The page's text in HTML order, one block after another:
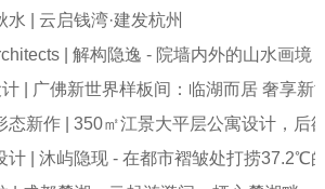
水 | 云启钱湾·建发杭州
| 解构隐逸 - 院墙内外的山水画境
| 广佛新世界样板间：临湖而居 奢享新
态新作 | 350㎡江景大平层公寓设计，后
计 | 沐屿隐现 - 在都市褶皱处打捞37.2℃